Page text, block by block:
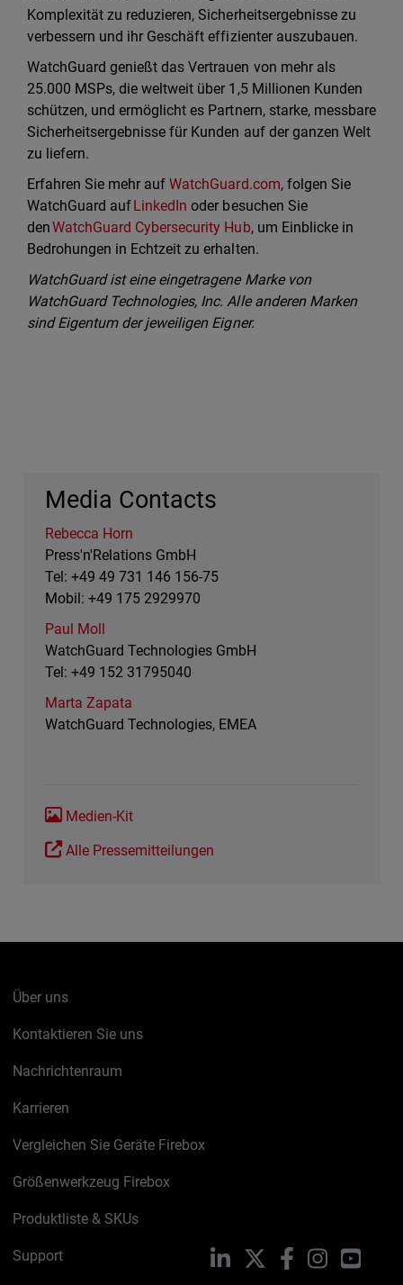
Komplexität zu reduzieren, Sicherheitsergebnisse zu
verbessern und ihr Geschäft effizienter auszubauen.
WatchGuard genießt das Vertrauen von mehr als
25.000 MSPs, die weltweit über 1,5 Millionen Kunden
schützen, und ermöglicht es Partnern, starke, messbare
Sicherheitsergebnisse für Kunden auf der ganzen Welt
zu liefern.
Erfahren Sie mehr aufWatchGuard.com, folgen Sie
WatchGuard auf LinkedIn oder besuchen Sie
denWatchGuard Cybersecurity Hub, um Einblicke in
Bedrohungen in Echtzeit zu erhalten.
WatchGuard ist eine eingetragene Marke von
WatchGuard Technologies, Inc. Alle anderen Marken
sind Eigentum der jeweiligen Eigner.
Media Contacts
Rebecca Horn
Press'n'Relations GmbH
Tel: +49 49 731 146 156-75
Mobil: +49 175 2929970
Paul Moll
WatchGuard Technologies GmbH
Tel: +49 152 31795040
Marta Zapata
WatchGuard Technologies, EMEA
Medien-Kit
Alle Pressemitteilungen
Über uns
Kontaktieren Sie uns
Nachrichtenraum
Karrieren
Vergleichen Sie Geräte Firebox
Größenwerkzeug Firebox
Produktliste & SKUs
Support LinkedIn FacebookInstagram